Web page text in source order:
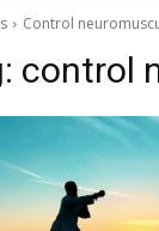
Control
control